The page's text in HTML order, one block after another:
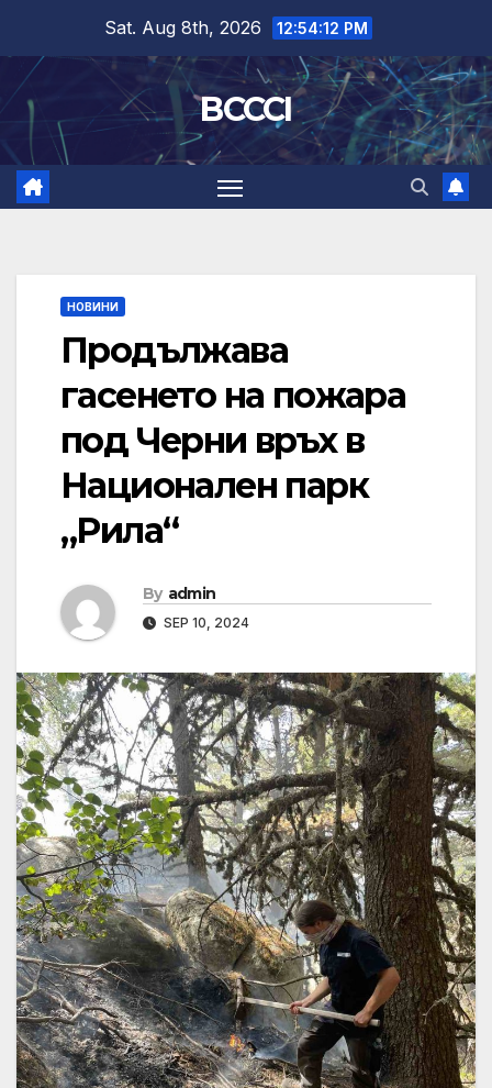
content
Sat. Aug 8th, 2026 12:54:13 PM
BCCCI
НОВИНИ
Продължава
гасенето на пожара
под Черни връх в
Национален парк
„Рила“
By admin
SEP 10, 2024